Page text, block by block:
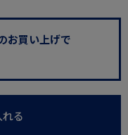
お買い上げで
る